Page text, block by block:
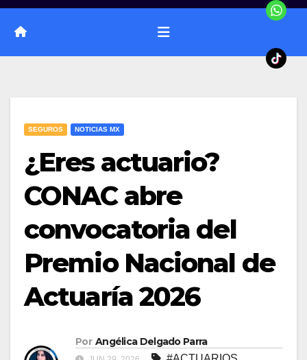
SEGUROS NOTICIAS MX
¿Eres actuario?
CONAC abre
convocatoria del
Premio Nacional de
Actuaría 2026
Por Angélica Delgado Parra